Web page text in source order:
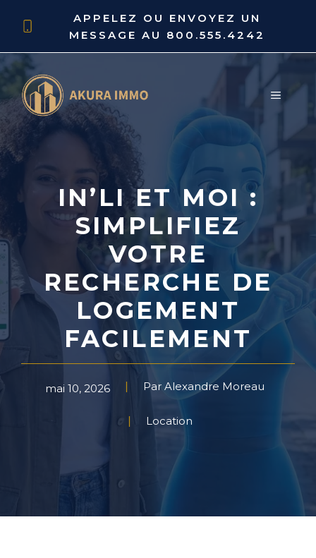
APPELEZ OU ENVOYEZ UN
MESSAGE AU 800.555.4242
MENU
IN’LI ET MOI :
SIMPLIFIEZ
VOTRE
RECHERCHE DE
LOGEMENT
FACILEMENT
mai 10, 2026 Par Alexandre Moreau
Location